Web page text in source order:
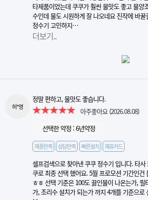
타제품이었는데 쿠쿠가 훨씬 물맛도 좋고 물양
수인데 물도 시원하게 잘 나오네요 진작에 바
정수기 고민하지…
더보기..
허*영
정말 편하고, 물맛도 좋습니다.
아주좋아요(2026.08.08)
선택한 약정 : 6년약정
제품만족 상담만족 빠른설치 제휴카드
셀프검색으로 찾아낸 쿠쿠 정수기 입니다. 타
쿠로 최종 선택 했어요. 5월 프로모션 기간인건
ㅎㅎ 선택 기준은 100도 끓인물이 나온는가,
가, 조리수 설치가 되는가 까지 4개를 기준으로